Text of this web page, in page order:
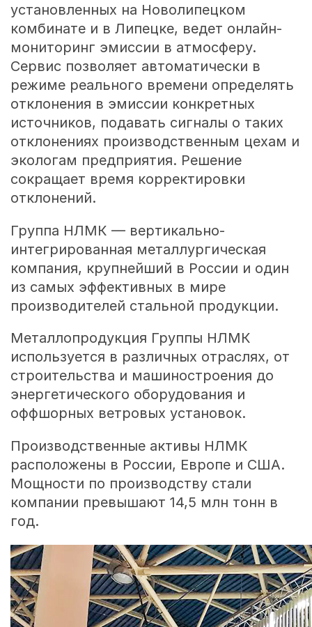
установленных на Новолипецком
комбинате и в Липецке, ведет онлайн-
мониторинг эмиссии в атмосферу.
Сервис позволяет автоматически в
режиме реального времени определять
отклонения в эмиссии конкретных
источников, подавать сигналы о таких
отклонениях производственным цехам и
экологам предприятия. Решение
сокращает время корректировки
отклонений.
Группа НЛМК — вертикально-
интегрированная металлургическая
компания, крупнейший в России и один
из самых эффективных в мире
производителей стальной продукции.
Металлопродукция Группы НЛМК
используется в различных отраслях, от
строительства и машиностроения до
энергетического оборудования и
оффшорных ветровых установок.
Производственные активы НЛМК
расположены в России, Европе и США.
Мощности по производству стали
компании превышают 14,5 млн тонн в
год.